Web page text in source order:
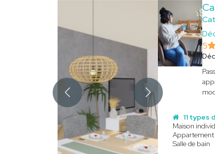
5
11 types
Maison
Appartement
Salle de bain